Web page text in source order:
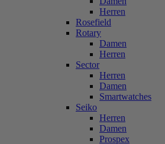
Herren
Rosefield
Rotary
Damen
Herren
Sector
Herren
Damen
Smartwatches
Seiko
Herren
Damen
Prospex